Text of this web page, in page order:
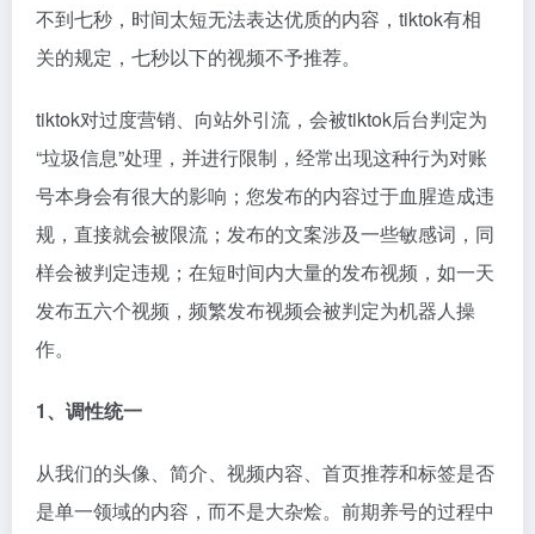
不到七秒，时间太短无法表达优质的内容，tiktok有相
关的规定，七秒以下的视频不予推荐。
tiktok对过度营销、向站外引流，会被tiktok后台判定为
“垃圾信息”处理，并进行限制，经常出现这种行为对账
号本身会有很大的影响；您发布的内容过于血腥造成违
规，直接就会被限流；发布的文案涉及一些敏感词，同
样会被判定违规；在短时间内大量的发布视频，如一天
发布五六个视频，频繁发布视频会被判定为机器人操
作。
1、调性统一
从我们的头像、简介、视频内容、首页推荐和标签是否
是单一领域的内容，而不是大杂烩。前期养号的过程中